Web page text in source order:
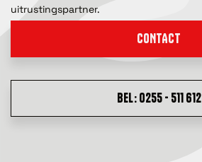
uitrustingspartner.
CONTACT
BEL: 0255 - 511 612